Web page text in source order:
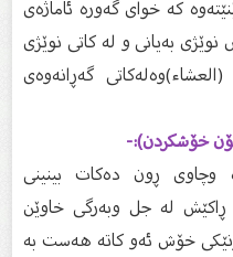
كە خواى گەورە ئاماژەى
بەیانى و لە كاتى نوێژى
گەڕانەوەى
خۆشكردن):-
ڕون دەكات بینینى
لە جل وبەرگى خاوێن
خۆش ئەو كاتە هەست بە